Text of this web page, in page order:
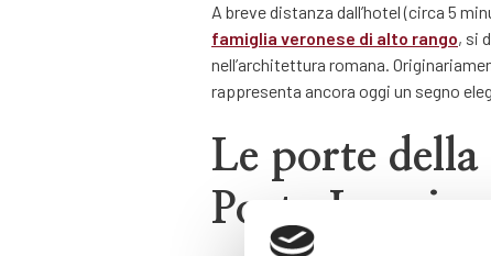
A breve distanza dall’hotel (circa 5
famiglia veronese di alto rango, si
nell’architettura romana.
rappresenta ancora oggi un segno
Le porte
Porta Leoni